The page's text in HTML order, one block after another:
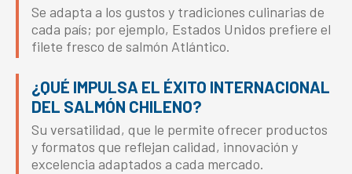
Se adapta a los gustos y tradiciones culinarias de
cada país; por ejemplo, Estados Unidos prefiere el
filete fresco de salmón Atlántico.
¿QUÉ IMPULSA EL ÉXITO INTERNACIONAL
DEL SALMÓN CHILENO?
Su versatilidad, que le permite ofrecer productos
y formatos que reflejan calidad, innovación y
excelencia adaptados a cada mercado.